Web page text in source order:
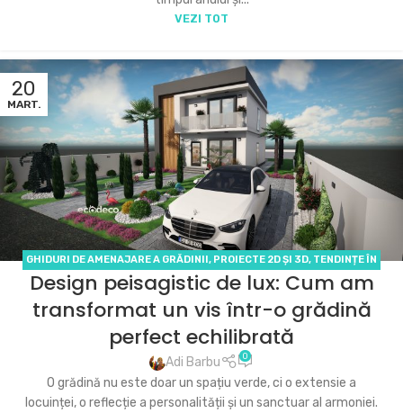
VEZI TOT
20
MART.
GHIDURI DE AMENAJARE A GRĂDINII, PROIECTE 2D ȘI 3D, TENDINȚE ÎN
DESIGNUL GRĂDINILOR
Design peisagistic de lux: Cum am
transformat un vis într-o grădină
perfect echilibrată
Adi Barbu 0
O grădină nu este doar un spațiu verde, ci o extensie a
locuinței, o reflecție a personalității și un sanctuar al armoniei.